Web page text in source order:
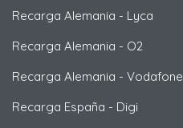
Recarga Alemania - Lyca
Recarga Alemania - O2
Recarga Alemania - Vodafone
Recarga España - Digi